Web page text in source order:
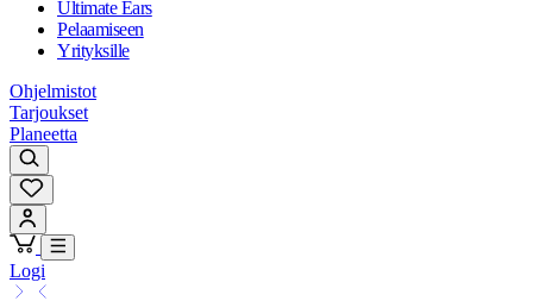
Ultimate Ears
Pelaamiseen
Yrityksille
Ohjelmistot
Tarjoukset
Planeetta
Logi